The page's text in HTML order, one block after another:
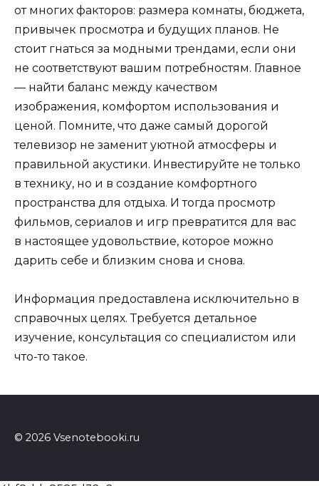
от многих факторов: размера комнаты, бюджета,
привычек просмотра и будущих планов. Не
стоит гнаться за модными трендами, если они
не соответствуют вашим потребностям. Главное
— найти баланс между качеством
изображения, комфортом использования и
ценой. Помните, что даже самый дорогой
телевизор не заменит уютной атмосферы и
правильной акустики. Инвестируйте не только
в технику, но и в создание комфортного
пространства для отдыха. И тогда просмотр
фильмов, сериалов и игр превратится для вас
в настоящее удовольствие, которое можно
дарить себе и близким снова и снова.
Информация предоставлена исключительно в
справочных целях. Требуется детальное
изучение, консультация со специалистом или
что-то такое.
© 2026 Vsenotebooki.ru